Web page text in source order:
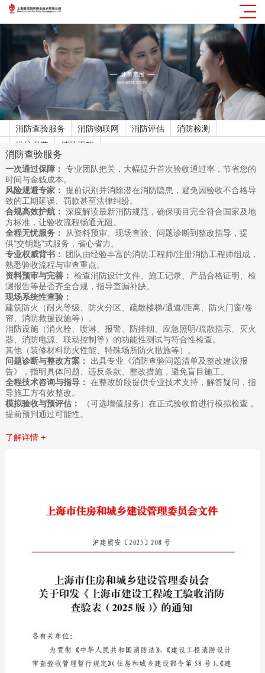
消防查验服务 消防物联网 消防评估
消防检测
维护保养
消防工程
消防查验服务
一次通过保障： 专业团队把关，大幅提升首次验收通过率，节省您的
时间与金钱成本。
风险规避专家： 提前识别并消除潜在消防隐患，避免因验收不合格导
致的工期延误、罚款甚至法律纠纷。
合规高效护航： 深度解读最新消防规范，确保项目完全符合国家及地
方标准，让验收流程畅通无阻。
全程无忧服务：
从资料预审、现场查验、问题诊断到整改指导，提
供"交钥匙"式服务，省心省力。
专业权威背书：
团队由经验丰富的消防工程师/注册消防工程师组成，
熟悉验收流程与审查重点。
资料预审与完善： 检查消防设计文件、施工记录、产品合格证明、检
测报告等是否齐全合规，指导查漏补缺。
现场系统性查验：
建筑防火（耐火等级、防火分区、疏散楼梯/通道/距离、防火门窗/卷
帘、消防救援设施等）。
消防设施（消火栓、喷淋、报警、防排烟、应急照明/疏散指示、灭火
器、消防电源、联动控制等）的功能性测试与符合性检查。
其他（装修材料防火性能、特殊场所防火措施等）。
问题诊断与整改方案：
出具专业《消防查验问题清单及整改建议报
告》，指明具体问题、违反条款、整改措施，避免盲目施工。
全程技术咨询与指导： 在整改阶段提供专业技术支持，解答疑问，指
导施工方有效整改。
模拟验收与预评估：
（可选增值服务）在正式验收前进行模拟检查，
提前预判通过可能性。
了解详情 +